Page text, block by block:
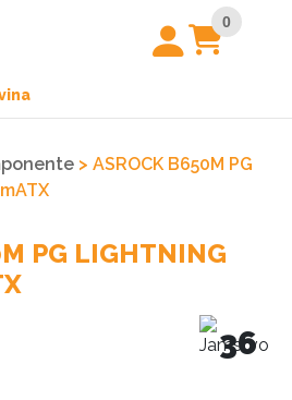
0
> ASROCK B650M PG
PG LIGHTNING
36